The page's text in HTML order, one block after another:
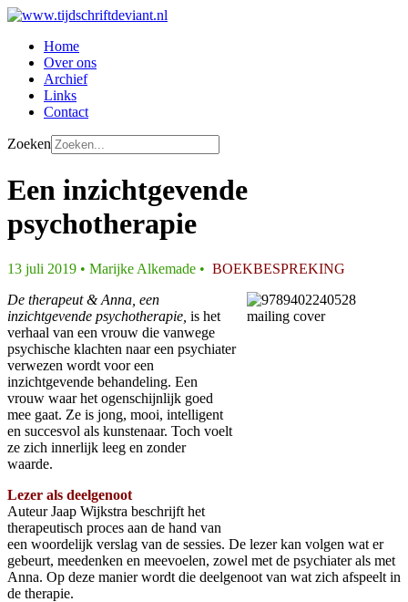
Home
Over ons
Archief
Links
Contact
Zoeken
Een inzichtgevende
psychotherapie
13 juli 2019 • Marijke Alkemade • BOEKBESPREKING
De therapeut & Anna, een
inzichtgevende psychotherapie, is het
verhaal van een vrouw die vanwege
psychische klachten naar een psychiater
verwezen wordt voor een
inzichtgevende behandeling. Een
vrouw waar het ogenschijnlijk goed
mee gaat. Ze is jong, mooi, intelligent
en succesvol als kunstenaar. Toch voelt
ze zich innerlijk leeg en zonder
waarde.
Lezer als deelgenoot
Auteur Jaap Wijkstra beschrijft het
therapeutisch proces aan de hand van
een woordelijk verslag van de sessies. De lezer kan volgen wat er
gebeurt, meedenken en meevoelen, zowel met de psychiater als met
Anna. Op deze manier wordt die deelgenoot van wat zich afspeelt in
de therapie.